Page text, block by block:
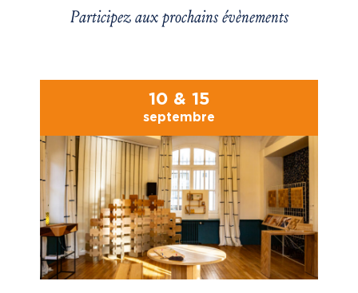
Participez aux prochains évènements
10 & 15
septembre